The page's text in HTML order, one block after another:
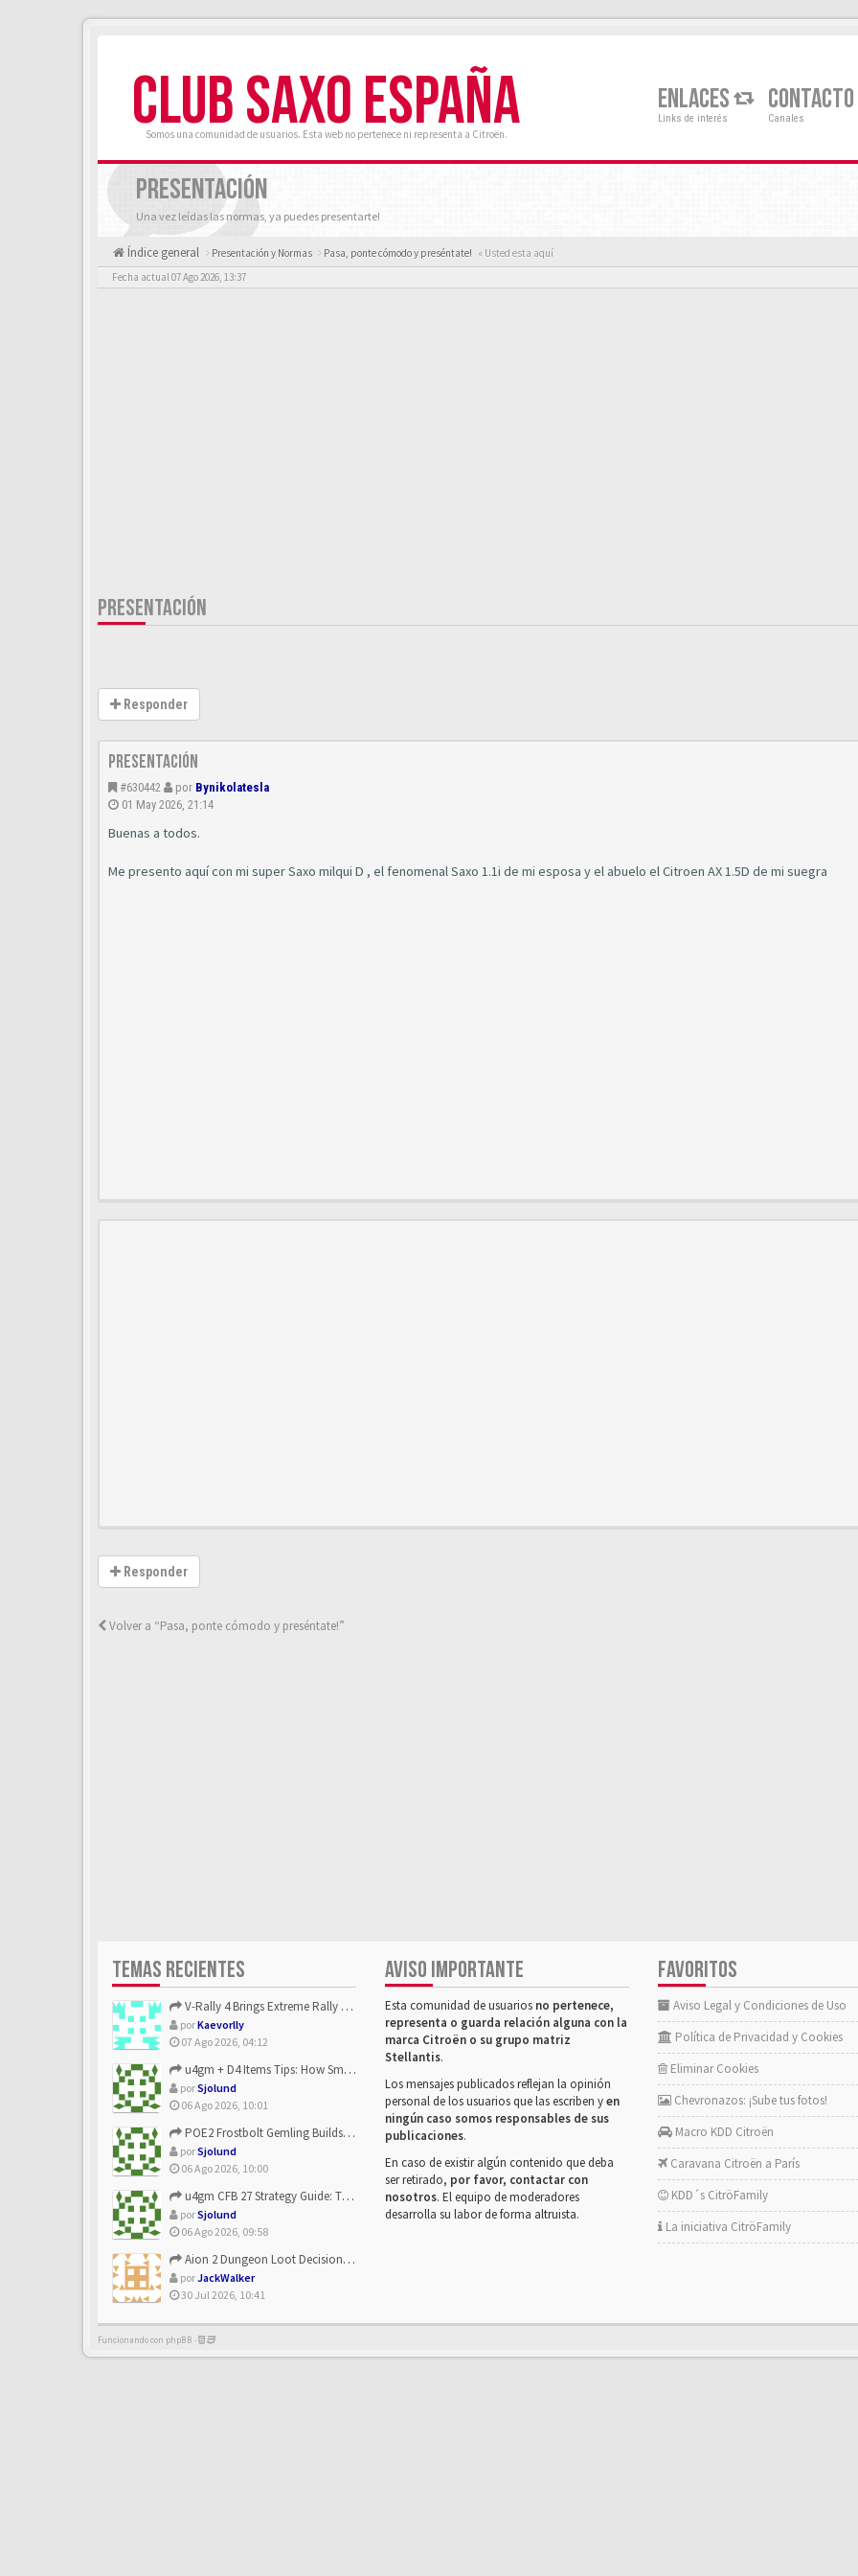
CLUB SAXO ESPAÑA
Somos una comunidad de usuarios. Esta web no pertenece ni representa a Citroën.
ENLACES
Links de interés
CONTACTO
Canales
PRESENTACIÓN
Una vez leídas las normas, ya puedes presentarte!
Índice general Presentación y Normas Pasa, ponte cómodo y preséntate! « Usted esta aquí
Fecha actual 07 Ago 2026, 13:37
PRESENTACIÓN
Responder
Presentación
#630442 por Bynikolatesla
01 May 2026, 21:14
Buenas a todos.
Me presento aquí con mi super Saxo milqui D , el fenomenal Saxo 1.1i de mi esposa y el abuelo el Citroen AX 1.5D de mi suegra
Responder
Volver a “Pasa, ponte cómodo y preséntate!”
TEMAS RECIENTES
V-Rally 4 Brings Extreme Rally Racing With Challenging Track...
porKaevorlly
07 Ago 2026, 04:12
u4gm + D4 Items Tips: How Smart Players Optimize Gear, Build...
porSjolund
06 Ago 2026, 10:01
POE2 Frostbolt Gemling Builds Get Stronger With u4gm’s Ice C...
porSjolund
06 Ago 2026, 10:00
u4gm CFB 27 Strategy Guide: The Toxic Offensive Scheme Your ...
porSjolund
06 Ago 2026, 09:58
Aion 2 Dungeon Loot Decisions: Smarter Runs With U4N
porJackWalker
30 Jul 2026, 10:41
AVISO IMPORTANTE
Esta comunidad de usuarios no pertenece,
representa o guarda relación alguna con la
marca Citroën o su grupo matriz
Stellantis.
Los mensajes publicados reflejan la opinión
personal de los usuarios que las escriben yen
ningún caso somos responsables de sus
publicaciones.
En caso de existir algún contenido que deba
ser retirado, por favor, contactar con
nosotros. El equipo de moderadores
desarrolla su labor de forma altruista.
FAVORITOS
Aviso Legal y Condiciones de Uso
Política de Privacidad y Cookies
Eliminar Cookies
Chevronazos: ¡Sube tus fotos!
Macro KDD Citroën
Caravana Citroën a París
KDD´s CitröFamily
La iniciativa CitröFamily
Funcionando con phpBB -